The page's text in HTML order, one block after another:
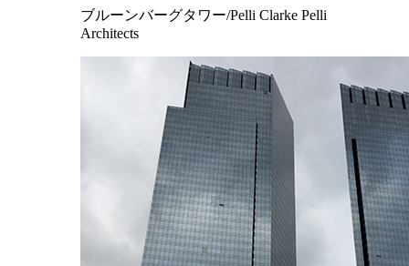
ブルーンバーグタワー/Pelli Clarke Pelli
Architects